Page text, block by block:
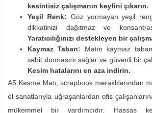
kesintisiz çalışmanın keyfini çıkarın.
Yeşil Renk: Göz yormayan yeşil
dikkatinizi dağıtmaz ve
Yaratıcılığınızı destekleyen bir
Kaymaz Taban: Matın kaymaz
sabit durmasını sağlar ve güvenli bir
Kesim hatalarını en aza indirin.
A5 Kesme Matı, scrapbook meraklılarından
el sanatlarıyla uğraşanlardan ofis
mükemmel bir yardımcıdır. Hassas